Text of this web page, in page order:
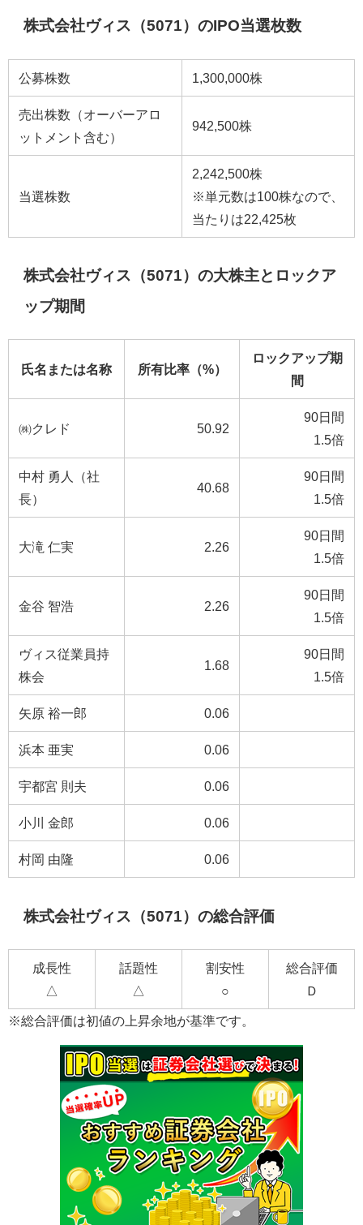
株式会社ヴィス（5071）のIPO当選枚数
公募株数 1,300,000株
売出株数（オーバーアロ
ットメント含む）
942,500株
当選株数
2,242,500株
※単元数は100株なので、
当たりは22,425枚
株式会社ヴィス（5071）の大株主とロックア
ップ期間
氏名または名称 所有比率（%）
ロックアップ期
間
㈱クレド 50.92
90日間
1.5倍
中村 勇人（社
長）
40.68
90日間
1.5倍
大滝 仁実 2.26
90日間
1.5倍
金谷 智浩 2.26
90日間
1.5倍
ヴィス従業員持
株会
1.68
90日間
1.5倍
矢原 裕一郎 0.06
浜本 亜実 0.06
宇都宮 則夫 0.06
小川 金郎 0.06
村岡 由隆 0.06
株式会社ヴィス（5071）の総合評価
成長性
△
話題性
△
割安性
○
総合評価
Ｄ
※総合評価は初値の上昇余地が基準です。